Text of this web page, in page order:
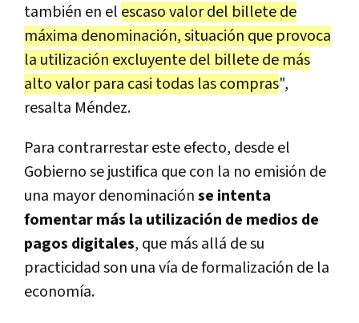
también en el escaso valor del billete de
máxima denominación, situación que provoca
la utilización excluyente del billete de más
alto valor para casi todas las compras",
resalta Méndez.
Para contrarrestar este efecto, desde el
Gobierno se justifica que con la no emisión de
una mayor denominaciónse intenta
fomentar más la utilización de medios de
pagos digitales, que más allá de su
practicidad son una vía de formalización de la
economía.